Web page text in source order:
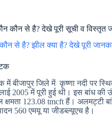
कौन से है? देखे पूरी सूची व
से है? झील क्या है? देखे पूरी
में बीजापुर जिले में कृष्णा नदी पर
2005 में पूरी हुई थी। इस बांध
123.08 tmcft हैं। अलमट्टी बांध
560 एमयू या जीडब्ल्यूएच है।